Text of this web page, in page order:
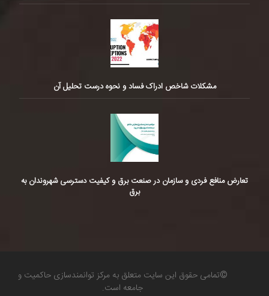
مشکلات شاخص ادراک فساد و نحوه درست تحلیل آن
تعارض منافع فردی و سازمان در صنعت برق و کیفیت دسترسی شهروندان به
برق
©تمامی حقوق این سایت متعلق به مرکز توانمندسازی حاکمیت و
جامعه است.